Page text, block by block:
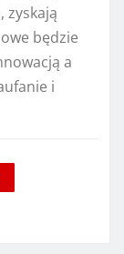
zyskają
będzie
a
i